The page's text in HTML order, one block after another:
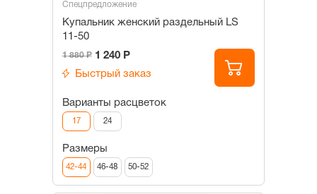
Спецпредложение
Купальник женский раздельный LS
11-50
1 880 Р 1 240 Р
Быстрый заказ
Варианты расцветок
17 24
Размеры
42-44 46-48 50-52